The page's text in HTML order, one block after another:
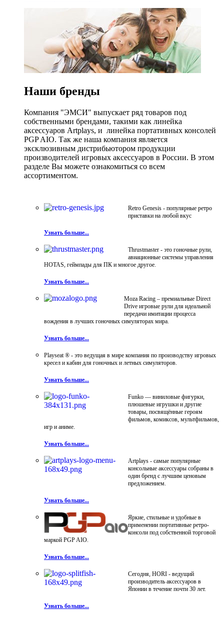
Наши бренды
Компания "ЭМСИ" выпускает ряд товаров под
собственными брендами, такими как линейка
аксессуаров Artplays, и линейка портативных консолей
PGP AIO. Так же наша компания является
эксклюзивным дистрибьютором продукции
производителей игровых аксессуаров в России. В этом
разделе Вы можете ознакомиться со всем
ассортиментом.
Retro Genesis - популярные ретро
приставки на любой вкус
Узнать больше...
Thrustmaster - это гоночные рули,
авиационные системы управления
HOTAS, геймпады для ПК и многое другое.
Узнать больше...
Moza Racing – премиальные Direct
Drive игровые рули для идеальной
передачи имитации процесса
вождения в лучших гоночных симуляторах мира.
Узнать больше...
Playseat ® - это ведущая в мире компания по производству игровых
кресел и кабин для гоночных и летных симуляторов.
Узнать больше...
Funko — виниловые фигурки,
плюшевые игрушки и другие
товары, посвящённые героям
фильмов, комиксов, мультфильмов,
игр и аниме.
Узнать больше...
Artplays - самые популярные
консольные аксессуары собраны в
один бренд с лучшим ценовым
предложением.
Узнать больше...
Яркие, стильные и удобные в
применении портативные ретро-
консоли под собственной торговой
маркой PGP AIO.
Узнать больше...
Сегодня, HORI - ведущий
производитель аксессуаров в
Японии в течение почти 30 лет.
Узнать больше...